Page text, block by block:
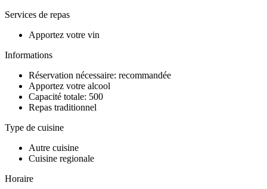
Services de repas
Apportez votre vin
Informations
Réservation nécessaire: recommandée
Apportez votre alcool
Capacité totale: 500
Repas traditionnel
Type de cuisine
Autre cuisine
Cuisine regionale
Horaire